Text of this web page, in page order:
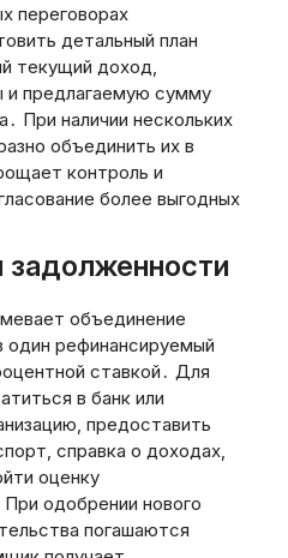
переговорах
детальный план
текущий доход‚
и предлагаемую сумму
При наличии нескольких
объединить их в
контроль и
более выгодных
задолженности
объединение
один рефинансируемый
ставкой․ Для
в банк или
предоставить
справка о доходах‚
оценку
одобрении нового
погашаются